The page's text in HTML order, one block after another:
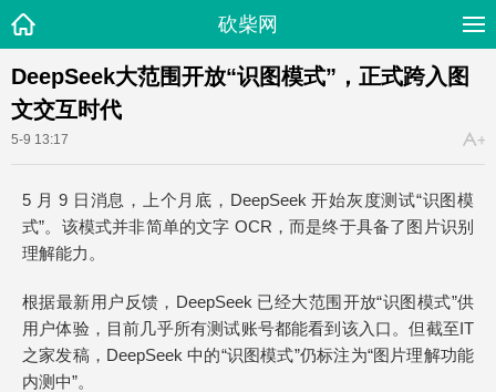
砍柴网
DeepSeek大范围开放“识图模式”，正式跨入图
文交互时代
5-9 13:17
5 月 9 日消息，上个月底，DeepSeek 开始灰度测试“识图模
式”。该模式并非简单的文字 OCR，而是终于具备了图片识别
理解能力。
根据最新用户反馈，DeepSeek 已经大范围开放“识图模式”供
用户体验，目前几乎所有测试账号都能看到该入口。但截至IT
之家发稿，DeepSeek 中的“识图模式”仍标注为“图片理解功能
内测中”。